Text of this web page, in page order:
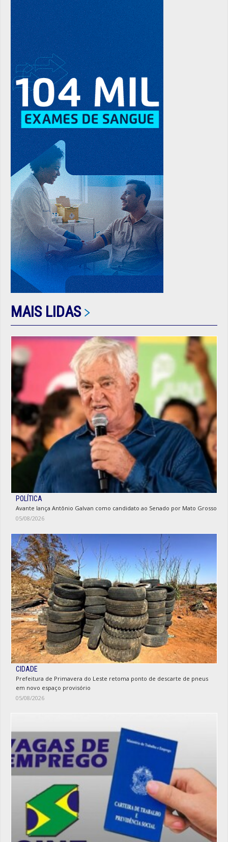
MAIS LIDAS
POLÍTICA
Avante lança Antônio Galvan como candidato ao Senado por Mato Grosso
05/08/2026
CIDADE
Prefeitura de Primavera do Leste retoma ponto de descarte de pneus
em novo espaço provisório
05/08/2026